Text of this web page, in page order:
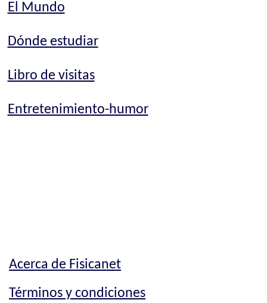
El Mundo
Dónde estudiar
Libro de visitas
Entretenimiento-humor
Acerca de Fisicanet
Términos y condiciones